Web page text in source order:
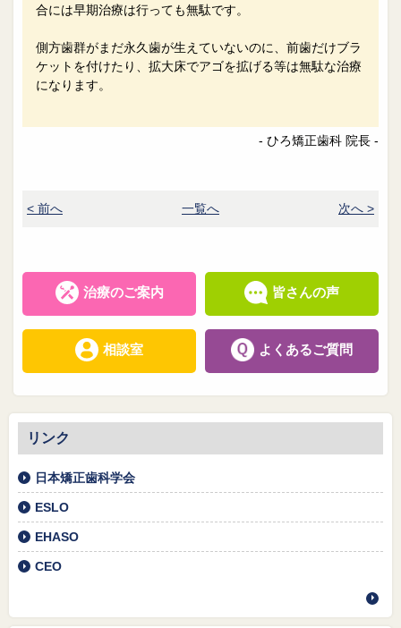
合には早期治療は行っても無駄です。
側方歯群がまだ永久歯が生えていないのに、前歯だけブラ
ケットを付けたり、拡大床でアゴを拡げる等は無駄な治療
になります。
- ひろ矯正歯科 院長 -
< 前へ 一覧へ 次へ >
治療のご案内 皆さんの声
相談室 よくあるご質問
リンク
日本矯正歯科学会
ESLO
EHASO
CEO